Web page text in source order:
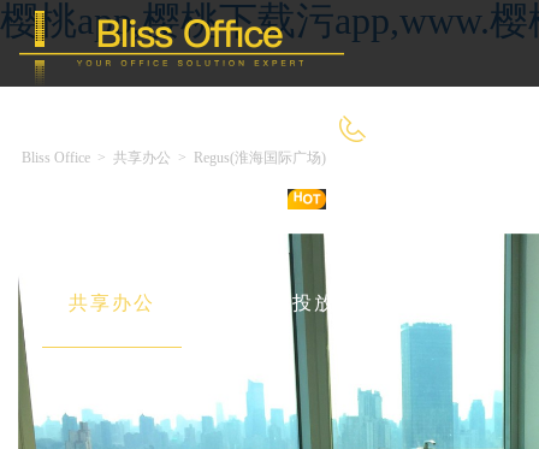
樱桃app,樱桃下载污app,www.
共享办公 委托&投放
Bliss Office > 共享办公 > Regus(淮海国际广场)